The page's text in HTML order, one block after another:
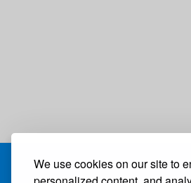
We use cookies on our site to